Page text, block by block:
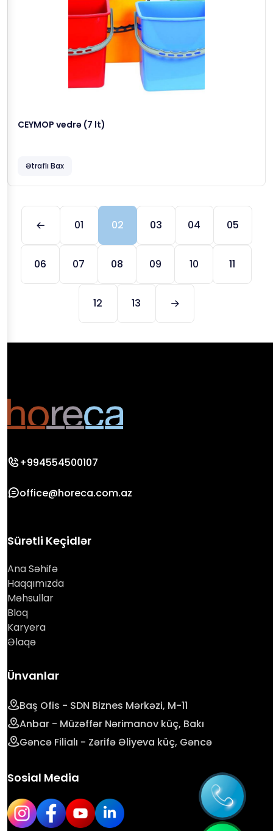
CEYMOP vedrə (7 lt)
Ətraflı Bax
01 02 03 04 05
06 07 08 09 10 11
12 13
+994554500107
office@horeca.com.az
Sürətli Keçidlər
Ana Səhifə
Haqqımızda
Məhsullar
Bloq
Karyera
Əlaqə
Ünvanlar
Baş Ofis - SDN Biznes Mərkəzi, M-11
Anbar - Müzəffər Nərimanov küç, Bakı
Gəncə Filialı - Zərifə Əliyeva küç, Gəncə
Sosial Media